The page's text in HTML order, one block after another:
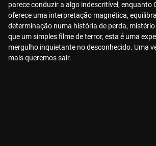
parece conduzir a algo indescritível, enquanto
oferece uma interpretação magnética,
determinação numa história de perda,
que um simples filme de terror, esta é uma
mergulho inquietante no desconhecido. Uma
mais queremos sair.